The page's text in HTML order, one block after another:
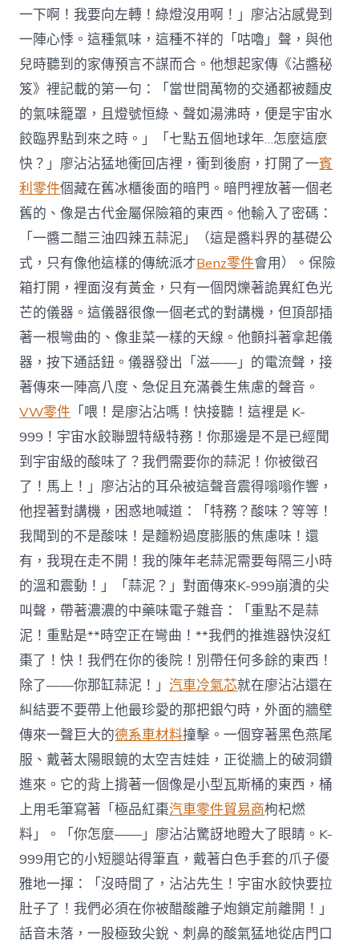
一下啊！我要向左轉！綠燈沒用啊！」廖沾沾感覺到
一陣心悸。這種氣味，這種不祥的「咕嚕」聲，與他
兒時聽到的家傳預言不謀而合。他想起家傳《沾醬秘
笈》裡記載的第一句：「當世間萬物的交通都被麵皮
的氣味籠罩，且燈號恒綠、聲如湯沸時，便是宇宙水
餃臨界點到來之時。」「七點五個地球年…怎麼這麼
快？」廖沾沾猛地衝回店裡，衝到後廚，打開了一賓
利零件個藏在舊冰櫃後面的暗門。暗門裡放著一個老
舊的、像是古代金屬保險箱的東西。他輸入了密碼：
「一醬二醋三油四辣五蒜泥」（這是醬料界的基礎公
式，只有像他這樣的傳統派才Benz零件會用）。保險
箱打開，裡面沒有黃金，只有一個閃爍著詭異紅色光
芒的儀器。這儀器很像一個老式的對講機，但頂部插
著一根彎曲的、像韭菜一樣的天線。他顫抖著拿起儀
器，按下通話鈕。儀器發出「滋——」的電流聲，接
著傳來一陣高八度、急促且充滿養生焦慮的聲音。
VW零件 「喂！是廖沾沾嗎！快接聽！這裡是 K-
999！宇宙水餃聯盟特級特務！你那邊是不是已經聞
到宇宙級的酸味了？我們需要你的蒜泥！你被徵召
了！馬上！」廖沾沾的耳朵被這聲音震得嗡嗡作響，
他捏著對講機，困惑地喊道：「特務？酸味？等等！
我聞到的不是酸味！是麵粉過度膨脹的焦慮味！還
有，我現在走不開！我的陳年老蒜泥需要每隔三小時
的溫和震動！」「蒜泥？」對面傳來K-999崩潰的尖
叫聲，帶著濃濃的中藥味電子雜音：「重點不是蒜
泥！重點是**時空正在彎曲！**我們的推進器快沒紅
棗了！快！我們在你的後院！別帶任何多餘的東西！
除了——你那缸蒜泥！」汽車冷氣芯就在廖沾沾還在
糾結要不要帶上他最珍愛的那把銀勺時，外面的牆壁
傳來一聲巨大的德系車材料撞擊。一個穿著黑色燕尾
服、戴著太陽眼鏡的太空吉娃娃，正從牆上的破洞鑽
進來。它的背上揹著一個像是小型瓦斯桶的東西，桶
上用毛筆寫著「極品紅棗汽車零件貿易商枸杞燃
料」。「你怎麼——」廖沾沾驚訝地瞪大了眼睛。K-
999用它的小短腿站得筆直，戴著白色手套的爪子優
雅地一揮：「沒時間了，沾沾先生！宇宙水餃快要拉
肚子了！我們必須在你被醋酸離子炮鎖定前離開！」
話音未落，一股極致尖銳、刺鼻的酸氣猛地從店門口